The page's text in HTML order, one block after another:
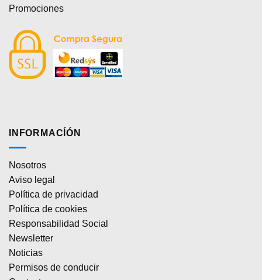
Promociones
INFORMACÍÓN
Nosotros
Aviso legal
Política de privacidad
Política de cookies
Responsabilidad Social
Newsletter
Noticias
Permisos de conducir